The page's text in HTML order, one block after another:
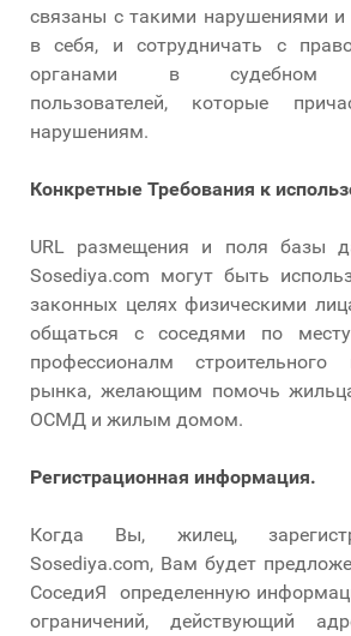
связаны с такими нарушениями
в себя, и сотрудничать с
органами в судебном
пользователей, которые
нарушениям.
Конкретные Требования к
URL размещения и поля базы
Sosediya.com могут быть
законных целях физическими
общаться с соседями по
профессионалм строительного
рынка, желающим помочь
ОСМД и жилым домом.
Регистрационная информация.
Когда Вы, жилец,
Sosediya.com, Вам будет
СоседиЯ определенную
ограничений, действующий